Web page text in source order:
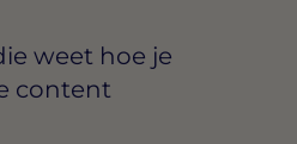
weet hoe je
content